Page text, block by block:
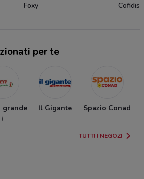
Foxy Cofidis
per te
grande
i
Il Gigante Spazio Conad
TUTTI I NEGOZI